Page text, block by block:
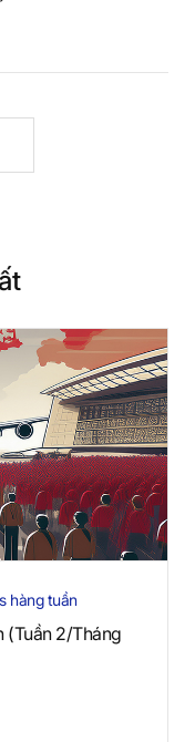
hàng tuần
(Tuần 2/Tháng